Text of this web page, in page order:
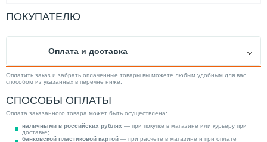
ПОКУПАТЕЛЮ
Оплата и доставка
Оплатить заказ и забрать оплаченные товары вы можете любым удобным для вас
способом из указанных в перечне ниже.
СПОСОБЫ ОПЛАТЫ
Оплата заказанного товара может быть осуществлена:
наличными в российских рублях — при покупке в магазине или курьеру при
доставке;
банковской пластиковой картой — при расчете в магазине и при оплате